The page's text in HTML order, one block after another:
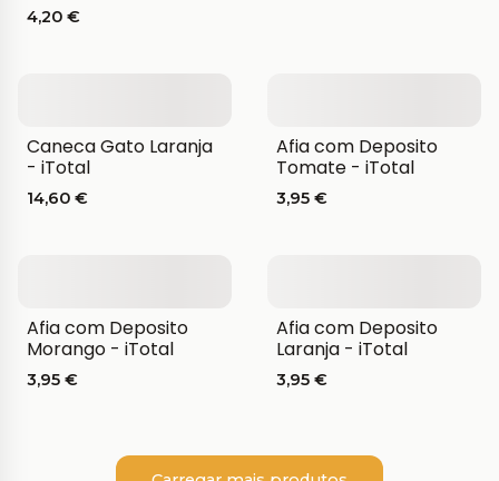
4,20 €
Caneca Gato Laranja
- iTotal
14,60 €
Afia com Deposito
Tomate - iTotal
3,95 €
Afia com Deposito
Morango - iTotal
3,95 €
Afia com Deposito
Laranja - iTotal
3,95 €